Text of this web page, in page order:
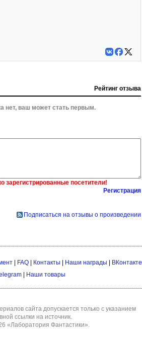
Рейтинг отзыва
нет, ваш может стать первым.
зарегистрированные посетители!
Регистрация
Подписаться на отзывы о произведении
| FAQ| Контакты Наши награды
ВКонтакте
Наши товары
сайта допускается только с указанием
ссылки на источник.
«Лаборатория Фантастики».